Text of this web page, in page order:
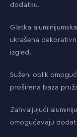
dodatku.
Glatka
ukrašena
izgled.
Suženi oblik
proširena baza
Zahvaljujući
omogućavaju